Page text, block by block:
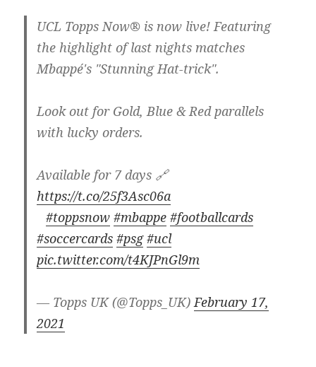
UCL Topps Now® is now live! Featuring
the highlight of last nights matches
Mbappé's "Stunning Hat-trick".
Look out for Gold, Blue & Red parallels
with lucky orders.
Available for 7 days 🔗
https://t.co/25f3Asc06a
⠀#toppsnow #mbappe #footballcards
#soccercards #psg #ucl
pic.twitter.com/t4KJPnGl9m
— Topps UK (@Topps_UK)February 17,
2021